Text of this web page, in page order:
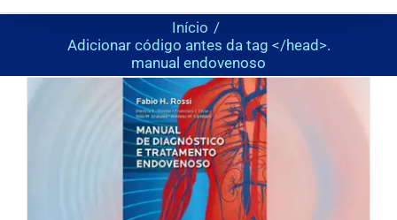
Início
Adicionar código antes da tag </head>.
manual endovenoso